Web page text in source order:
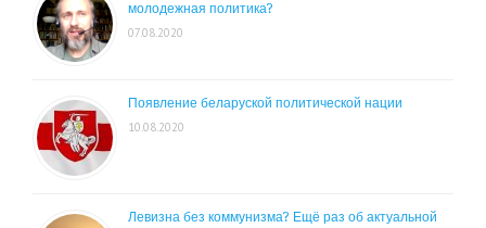
молодежная политика?
07.08.2020
Появление беларуской политической нации
10.08.2020
Левизна без коммунизма? Ещё раз об актуальной